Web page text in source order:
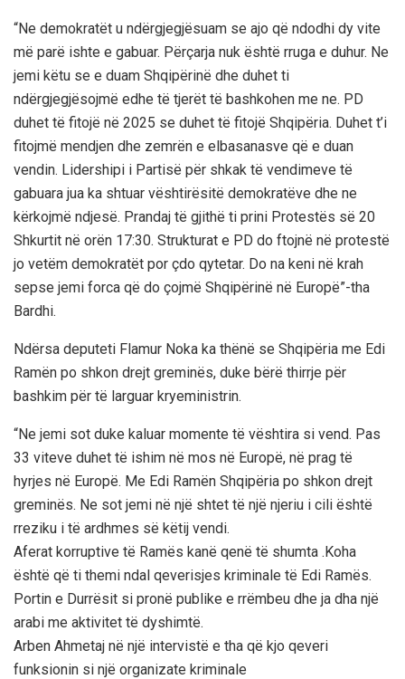
“Ne demokratët u ndërgjegjësuam se ajo që ndodhi dy vite
më parë ishte e gabuar. Përçarja nuk është rruga e duhur. Ne
jemi këtu se e duam Shqipërinë dhe duhet ti
ndërgjegjësojmë edhe të tjerët të bashkohen me ne. PD
duhet të fitojë në 2025 se duhet të fitojë Shqipëria. Duhet t’i
fitojmë mendjen dhe zemrën e elbasanasve që e duan
vendin. Lidershipi i Partisë për shkak të vendimeve të
gabuara jua ka shtuar vështirësitë demokratëve dhe ne
kërkojmë ndjesë. Prandaj të gjithë ti prini Protestës së 20
Shkurtit në orën 17:30. Strukturat e PD do ftojnë në protestë
jo vetëm demokratët por çdo qytetar. Do na keni në krah
sepse jemi forca që do çojmë Shqipërinë në Europë”-tha
Bardhi.
Ndërsa deputeti Flamur Noka ka thënë se Shqipëria me Edi
Ramën po shkon drejt greminës, duke bërë thirrje për
bashkim për të larguar kryeministrin.
“Ne jemi sot duke kaluar momente të vështira si vend. Pas
33 viteve duhet të ishim në mos në Europë, në prag të
hyrjes në Europë. Me Edi Ramën Shqipëria po shkon drejt
greminës. Ne sot jemi në një shtet të një njeriu i cili është
rreziku i të ardhmes së këtij vendi.
Aferat korruptive të Ramës kanë qenë të shumta .Koha
është që ti themi ndal qeverisjes kriminale të Edi Ramës.
Portin e Durrësit si pronë publike e rrëmbeu dhe ja dha një
arabi me aktivitet të dyshimtë.
Arben Ahmetaj në një intervistë e tha që kjo qeveri
funksionin si një organizate kriminale